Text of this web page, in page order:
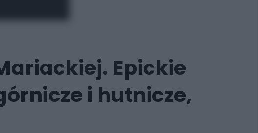
Epickie
i hutnicze,